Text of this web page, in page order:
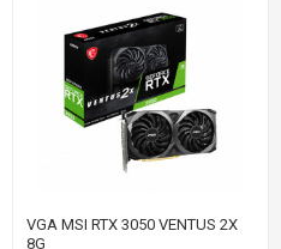
VGA MSI RTX 3050 VENTUS 2X
8G